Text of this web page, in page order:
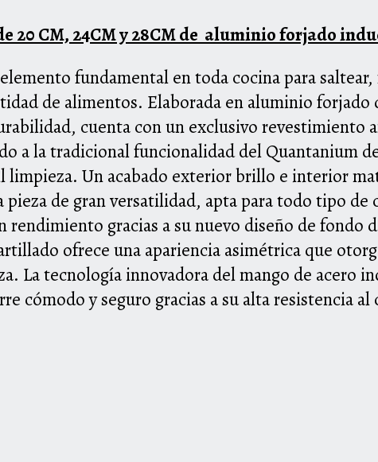
20 CM, 24CM y 28CM de aluminio forjado
fundamental en toda cocina para
de alimentos. Elaborada en aluminio forjado
cuenta con un exclusivo revestimiento
a la tradicional funcionalidad del Quantanium
limpieza. Un acabado exterior brillo e interior
pieza de gran versatilidad, apta para todo tipo de
rendimiento gracias a su nuevo diseño de fondo
ofrece una apariencia asimétrica que
La tecnología innovadora del mango de acero
cómodo y seguro gracias a su alta resistencia al